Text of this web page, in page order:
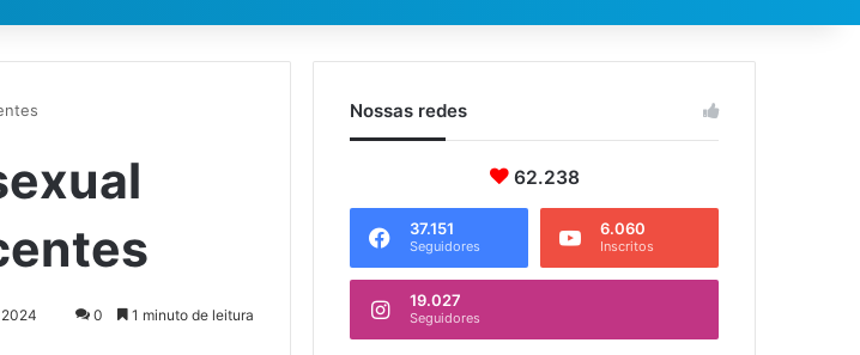
0 1 minuto de leitura
Nossas redes
62.238
37.151
Seguidores
6.060
Inscritos
19.027
Seguidores